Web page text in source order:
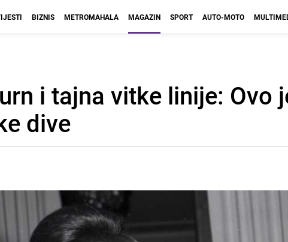
BIZNIS METROMAHALA MAGAZIN SPORT AUTO-MOTO
i tajna vitke linije: Ovo
dive